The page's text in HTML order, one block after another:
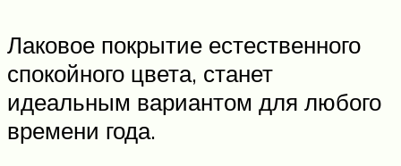
Лаковое покрытие естественного
спокойного цвета, станет
идеальным вариантом для любого
времени года.